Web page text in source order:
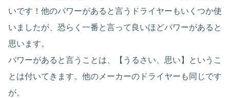
いです！他のパワーがあると言うドライヤーもいくつか使
いましたが、恐らく一番と言って良いほどパワーがあると
思います。
パワーがあると言うことは、【うるさい、思い】というこ
とは付いてきます。他のメーカーのドライヤーも同じです
が。